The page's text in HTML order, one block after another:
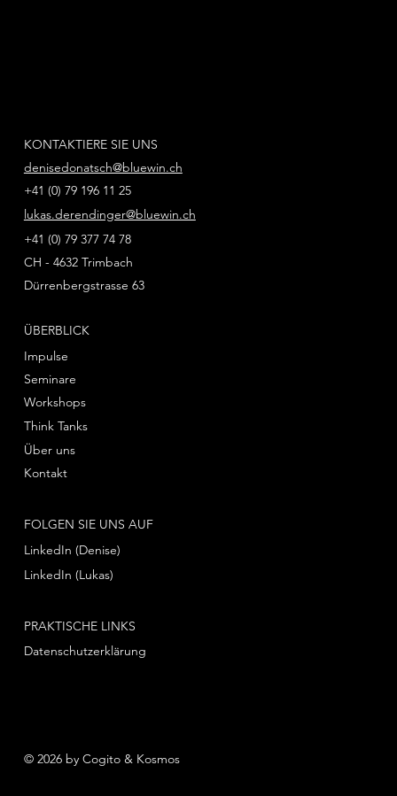
PRAKTISCHE LINKS
Datenschutzerklärung
FOLGEN SIE UNS AUF
LinkedIn (Denise)
LinkedIn (Lukas)
ÜBERBLICK
Impulse
Seminare
Workshops
Think Tanks
Über uns
Kontakt
KONTAKTIERE SIE UNS
denisedonatsch@bluewin.ch
+41 (0) 79 196 11 25
lukas.derendinger@bluewin.ch
+41 (0) 79 377 74 78
Dürrenbergstrasse 63
CH - 4632 Trimbach
© 2026 by Cogito & Kosmos